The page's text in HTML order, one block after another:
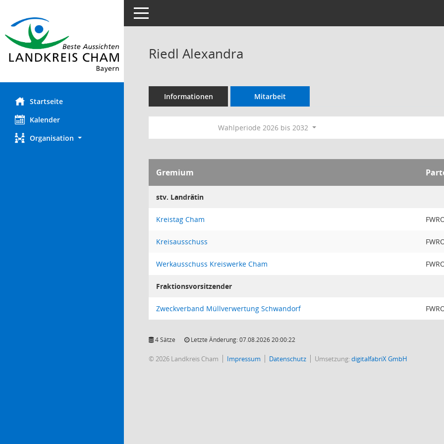
Startseite
Kalender
Organisation
Toggle navigation
Riedl Alexandra
Informationen Mitarbeit
Wahlperiode 2026 bis 2032
Gremium
stv. Landrätin
Kreistag Cham
Kreisausschuss
Werkausschuss Kreiswerke Cham
Fraktionsvorsitzender
Zweckverband Müllverwertung Schwandorf
4 Sätze Letzte Änderung: 07.08.2026 20:00:22
© 2026 Landkreis Cham Impressum Datenschutz Umsetzung:digitalfabriX GmbH